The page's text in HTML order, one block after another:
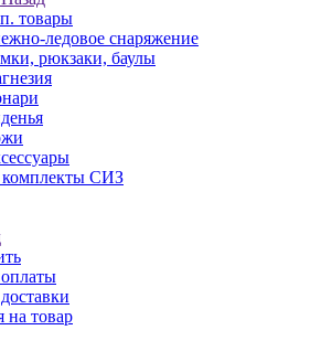
товары
ледовое снаряжение
рюкзаки, баулы
комплекты СИЗ
на товар